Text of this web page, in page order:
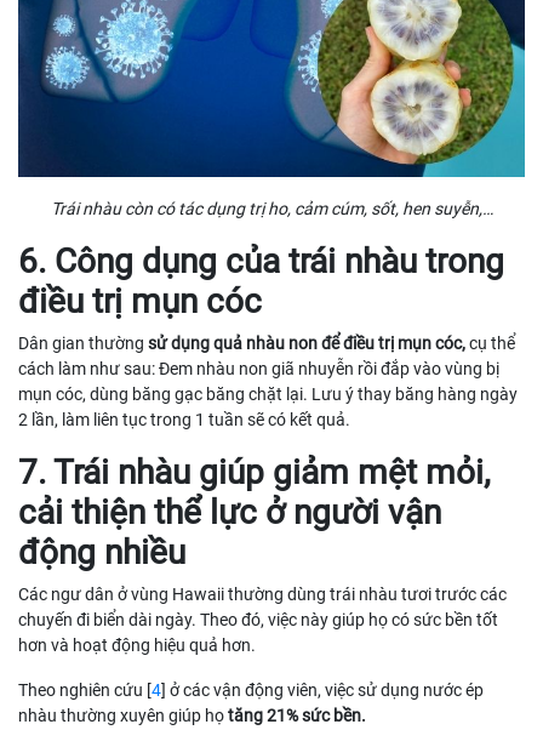
Trái nhàu còn có tác dụng trị ho, cảm cúm, sốt, hen suyễn,…
6. Công dụng của trái nhàu trong
điều trị mụn cóc
Dân gian thường sử dụng quả nhàu non để điều trị mụn cóc,cụ thể
cách làm như sau: Đem nhàu non giã nhuyễn rồi đắp vào vùng bị
mụn cóc, dùng băng gạc băng chặt lại. Lưu ý thay băng hàng ngày
2 lần, làm liên tục trong 1 tuần sẽ có kết quả.
7. Trái nhàu giúp giảm mệt mỏi,
cải thiện thể lực ở người vận
động nhiều
Các ngư dân ở vùng Hawaii thường dùng trái nhàu tươi trước các
chuyến đi biển dài ngày. Theo đó, việc này giúp họ có sức bền tốt
hơn và hoạt động hiệu quả hơn.
Theo nghiên cứu [4] ở các vận động viên, việc sử dụng nước ép
nhàu thường xuyên giúp họtăng 21% sức bền.